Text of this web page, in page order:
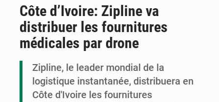
Côte d’Ivoire: Zipline va
distribuer les fournitures
médicales par drone
Zipline, le leader mondial de la
logistique instantanée, distribuera en
Côte d'Ivoire les fournitures